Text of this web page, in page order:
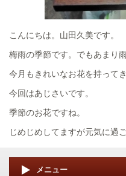
こんにちは。山田久美です。
梅雨の季節です。でもあまり
今月もきれいなお花を持って
今回はあじさいです。
季節のお花ですね。
じめじめしてますが元気に過
メニュー